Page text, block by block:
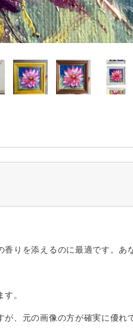
りを添えるのに最適です。あ
。
、元の画像の方が確実に優れ